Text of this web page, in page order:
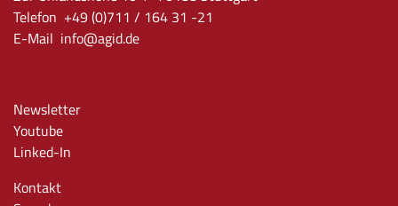
Telefon +49 (0)711 / 164 31 -21
E-Mail info@agid.de
Newsletter
Youtube
Linked-In
Kontakt